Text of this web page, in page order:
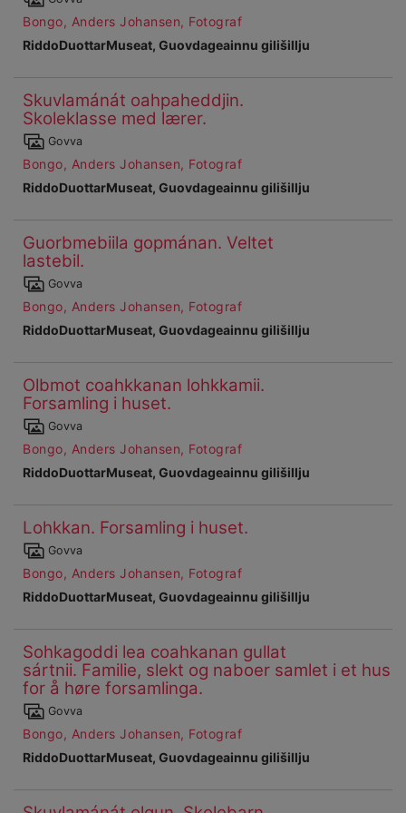
dieđuid
Bongo, Anders Johansen, Fotograf
RiddoDuottarMuseat, Guovdageainnu gilišillju
Ohcanboađus
46
Skuvlamánát oahpaheddjin.
Skoleklasse med lærer.
Čájet
dieđuid
Govva
Bongo, Anders Johansen, Fotograf
RiddoDuottarMuseat, Guovdageainnu gilišillju
Ohcanboađus
47
Guorbmebiila gopmánan. Veltet
lastebil.
Čájet
dieđuid
Govva
Bongo, Anders Johansen, Fotograf
RiddoDuottarMuseat, Guovdageainnu gilišillju
Ohcanboađus
48
Olbmot coahkkanan lohkkamii.
Forsamling i huset.
Čájet
dieđuid
Govva
Bongo, Anders Johansen, Fotograf
RiddoDuottarMuseat, Guovdageainnu gilišillju
Ohcanboađus
49
Lohkkan. Forsamling i huset.
Čájet
dieđuid
Govva
Bongo, Anders Johansen, Fotograf
RiddoDuottarMuseat, Guovdageainnu gilišillju
Ohcanboađus
50
Sohkagoddi lea coahkanan gullat
sártnii. Familie, slekt og naboer samlet i et hus
for å høre forsamlinga.
Čájet
dieđuid
Govva
Bongo, Anders Johansen, Fotograf
RiddoDuottarMuseat, Guovdageainnu gilišillju